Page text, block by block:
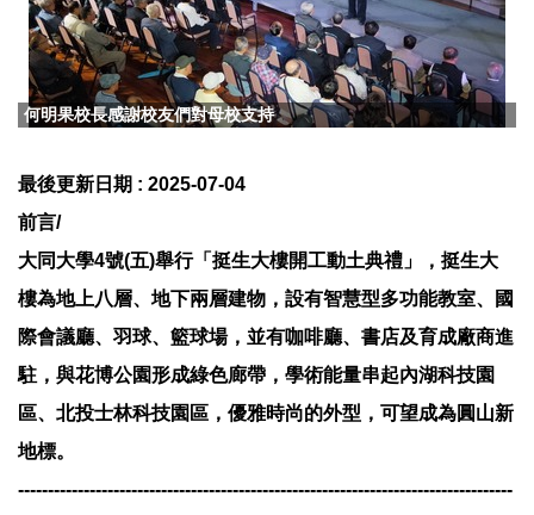
何明果校長感謝校友們對母校支持
最後更新日期 : 2025-07-04
前言/
大同大學4號(五)舉行「挺生大樓開工動土典禮」，挺生大
樓為地上八層、地下兩層建物，設有智慧型多功能教室、國
際會議廳、羽球、籃球場，並有咖啡廳、書店及育成廠商進
駐，與花博公園形成綠色廊帶，學術能量串起內湖科技園
區、北投士林科技園區，優雅時尚的外型，可望成為圓山新
地標。
-----------------------------------------------------------------------------------